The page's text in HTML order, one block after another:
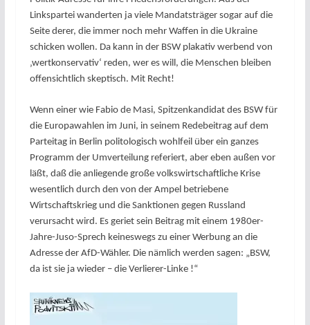
Linkspartei wanderten ja viele Mandatsträger sogar auf die
Seite derer, die immer noch mehr Waffen in die Ukraine
schicken wollen. Da kann in der BSW plakativ werbend von
‚wertkonservativ‘ reden, wer es will, die Menschen bleiben
offensichtlich skeptisch. Mit Recht!
Wenn einer wie Fabio de Masi, Spitzenkandidat des BSW für
die Europawahlen im Juni, in seinem Redebeitrag auf dem
Parteitag in Berlin politologisch wohlfeil über ein ganzes
Programm der Umverteilung referiert, aber eben außen vor
läßt, daß die anliegende große volkswirtschaftliche Krise
wesentlich durch den von der Ampel betriebene
Wirtschaftskrieg und die Sanktionen gegen Russland
verursacht wird. Es geriet sein Beitrag mit einem 1980er-
Jahre-Juso-Sprech keineswegs zu einer Werbung an die
Adresse der AfD-Wähler. Die nämlich werden sagen: „BSW,
da ist sie ja wieder – die Verlierer-Linke !“